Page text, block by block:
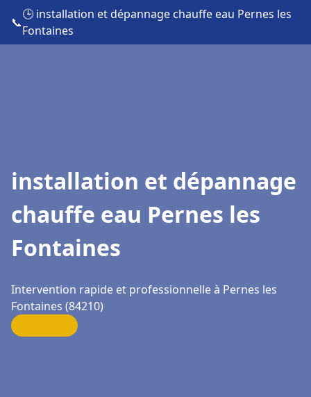
📞
🕒 installation et dépannage chauffe eau Pernes les
Fontaines
installation et dépannage
chauffe eau Pernes les
Fontaines
Intervention rapide et professionnelle à Pernes les
Fontaines (84210)